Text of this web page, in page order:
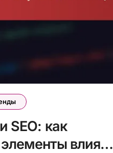
SEO: как
влияют